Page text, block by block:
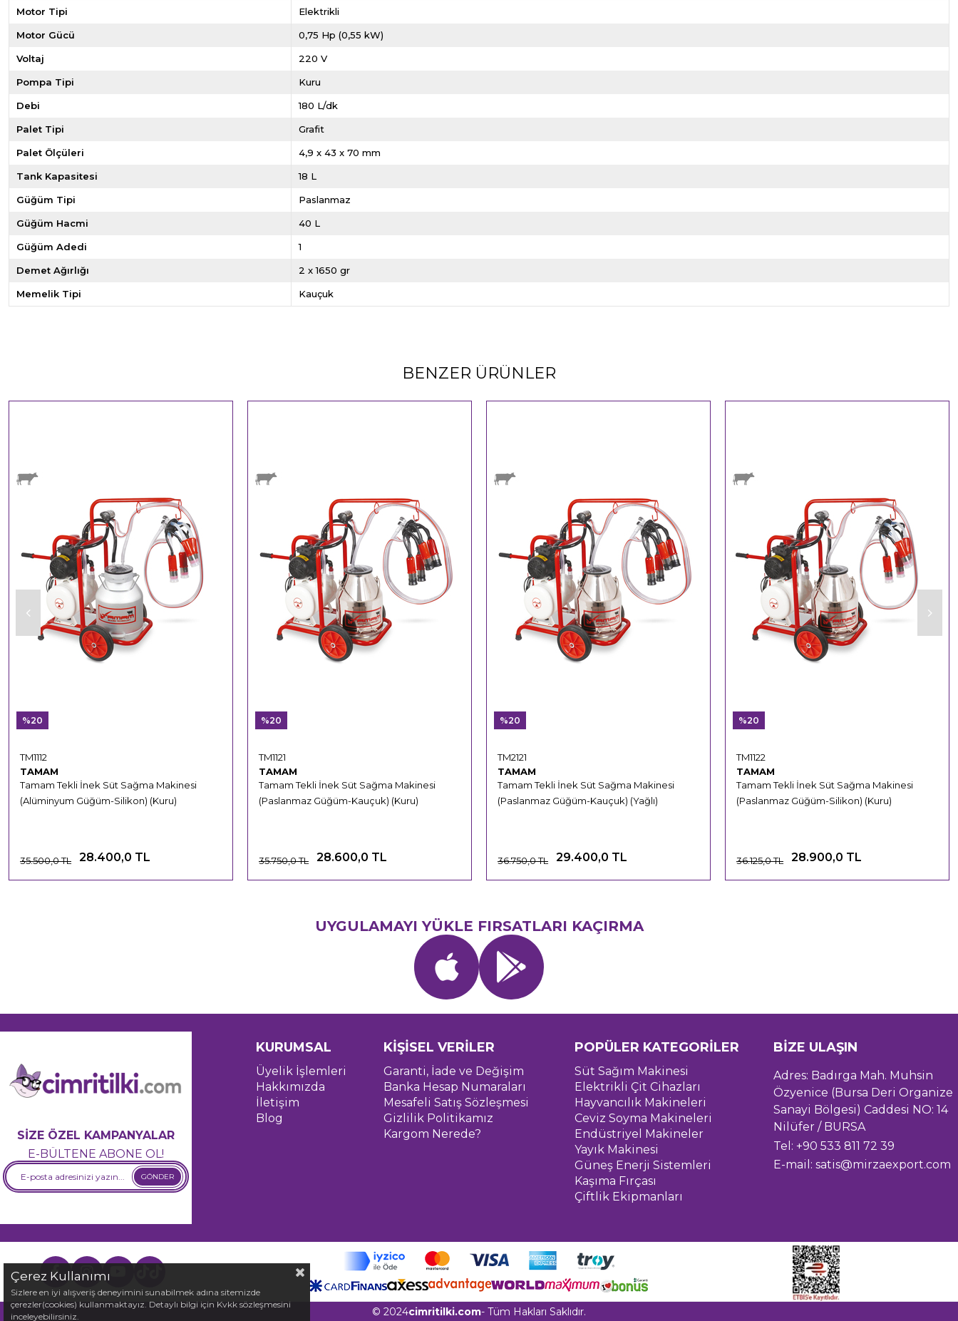
Motor Tipi Elektrikli
Motor Gücü 0,75 Hp (0,55 kW)
Voltaj 220 V
Pompa Tipi Kuru
Debi 180 L/dk
Palet Tipi Grafit
Palet Ölçüleri 4,9 x 43 x 70 mm
Tank Kapasitesi 18 L
Güğüm Tipi Paslanmaz
Güğüm Hacmi 40 L
Güğüm Adedi 1
Demet Ağırlığı 2 x 1650 gr
Memelik Tipi Kauçuk
BENZER ÜRÜNLER
TAMAM
Tamam Tekli İnek Süt Sağma Makinesi
(Alüminyum Güğüm-Silikon) (Kuru)
TM1112
28.400,0 TL
35.500,0 TL
%20
TAMAM
Tamam Tekli İnek Süt Sağma Makinesi
(Paslanmaz Güğüm-Kauçuk) (Kuru)
TM1121
28.600,0 TL
35.750,0 TL
%20
TAMAM
Tamam Tekli İnek Süt Sağma Makinesi
(Paslanmaz Güğüm-Kauçuk) (Yağlı)
TM2121
29.400,0 TL
36.750,0 TL
%20
TAMAM
Tamam Tekli İnek Süt Sağma Makinesi
(Paslanmaz Güğüm-Silikon) (Kuru)
TM1122
28.900,0 TL
36.125,0 TL
%20
UYGULAMAYI YÜKLE FIRSATLARI KAÇIRMA
SİZE ÖZEL KAMPANYALAR
E-BÜLTENE ABONE OL!
GÖNDER
KURUMSAL
Üyelik İşlemleri
Hakkımızda
İletişim
Blog
KİŞİSEL VERİLER
Garanti, İade ve Değişim
Banka Hesap Numaraları
Mesafeli Satış Sözleşmesi
Gizlilik Politikamız
Kargom Nerede?
POPÜLER KATEGORİLER
Süt Sağım Makinesi
Elektrikli Çit Cihazları
Hayvancılık Makineleri
Ceviz Soyma Makineleri
Endüstriyel Makineler
Yayık Makinesi
Güneş Enerji Sistemleri
Kaşıma Fırçası
Çiftlik Ekipmanları
BİZE ULAŞIN
Adres: Badırga Mah. Muhsin
Özyenice (Bursa Deri Organize
Sanayi Bölgesi) Caddesi NO: 14
Nilüfer / BURSA
Tel: +90 533 811 72 39
E-mail:satis@mirzaexport.com
© 2024cimritilki.com- Tüm Hakları Saklıdır.
Çerez Kullanımı
Sizlere en iyi alışveriş deneyimini sunabilmek adına sitemizde
çerezler(cookies) kullanmaktayız. Detaylı bilgi için Kvkk sözleşmesini
inceleyebilirsiniz.